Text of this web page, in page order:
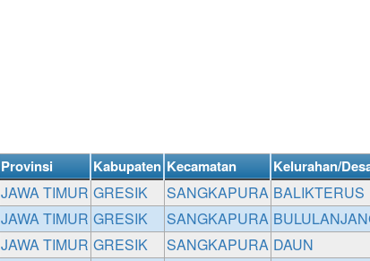
Provinsi Kabupaten Kecamatan Kelurahan/
JAWA TIMUR GRESIK SANGKAPURA BALIKTERUS
JAWA TIMUR GRESIK SANGKAPURA
JAWA TIMUR GRESIK SANGKAPURA DAUN